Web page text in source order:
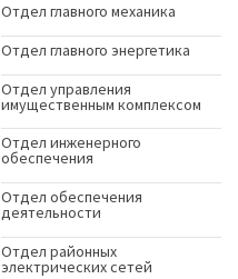
Отдел главного механика
Отдел главного энергетика
Отдел управления
имущественным комплексом
Отдел инженерного
обеспечения
Отдел обеспечения
деятельности
Отдел районных
электрических сетей